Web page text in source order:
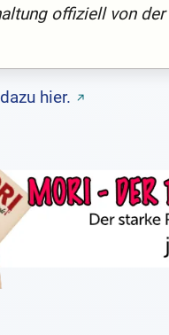
offiziell von
hier.